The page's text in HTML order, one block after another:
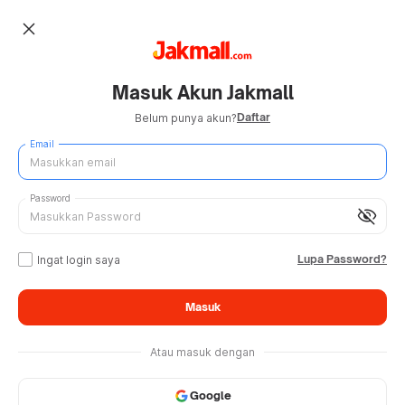
close
Masuk Akun Jakmall
Belum punya akun?Daftar
Email
visibility_off
Password
Ingat login saya Lupa Password?
Masuk
Atau masuk dengan
Google